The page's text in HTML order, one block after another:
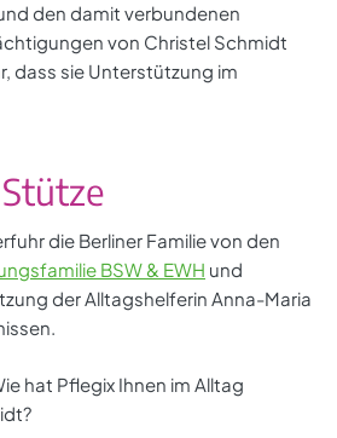
den damit verbundenen
von Christel Schmidt
dass sie Unterstützung im
die Berliner Familie von den
BSW & EWH und
der Alltagshelferin Anna-Maria
hat Pflegix Ihnen im Alltag